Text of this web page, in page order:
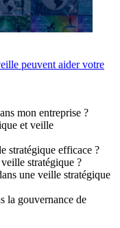
peuvent aider votre
mon entreprise ?
et veille
stratégique efficace ?
stratégique ?
une veille stratégique
la gouvernance de